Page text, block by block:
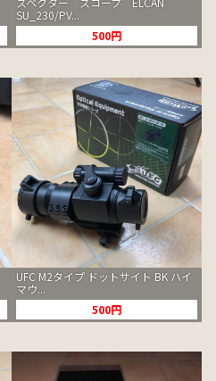
SU_230/PV...
500円
UFC M2タイプ ドットサイト BK ハイ
マウ...
500円